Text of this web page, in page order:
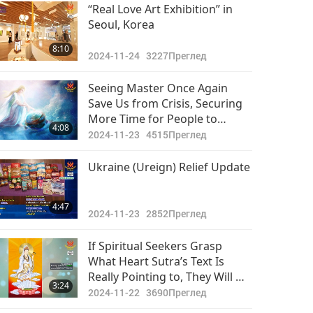
Важните Новини
2018-08-31
Преглед
8:10
“Real Love Art Exhibition” in
Seoul, Korea
2024-11-24 3227Преглед
4:08
Seeing Master Once Again
Save Us from Crisis, Securing
More Time for People to
Change
2024-11-23 4515Преглед
4:47
Ukraine (Ureign) Relief Update
2024-11-23 2852Преглед
3:24
If Spiritual Seekers Grasp
What Heart Sutra’s Text Is
Really Pointing to, They Will Go
Find Living Enlightened Master
2024-11-22 3690Преглед